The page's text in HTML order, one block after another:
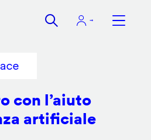
con l’aiuto
artificiale